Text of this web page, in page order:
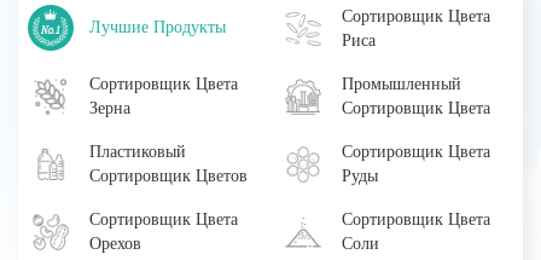
сортировщиков цветов. Наш интеллектуальный сортировщик
цветов широко используется во многих отраслях промышленности
по всему миру.
Лучшие Продукты
Сортировщик Цвета
Риса
Сортировщик Цвета
Зерна
Промышленный
Сортировщик Цвета
Пластиковый
Сортировщик Цветов
Сортировщик Цвета
Руды
Сортировщик Цвета
Орехов
Сортировщик Цвета
Соли